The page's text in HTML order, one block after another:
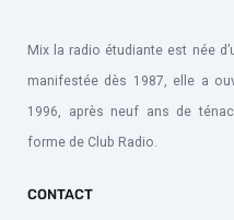
Mix la radio étudiante est née
manifestée dès 1987, elle a
1996, après neuf ans de
forme de Club Radio.
CONTACT